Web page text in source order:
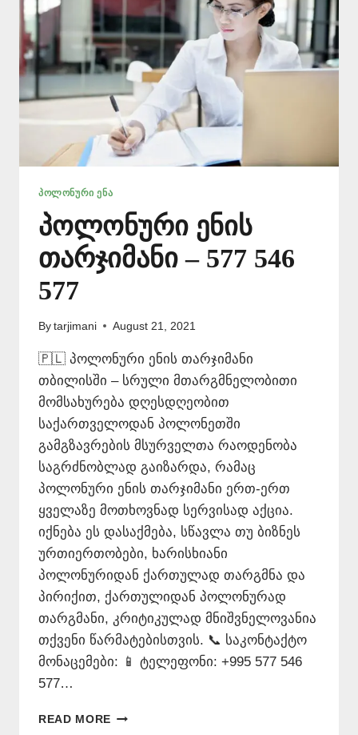
ᲞᲝᲚᲝᲜᲣᲠᲘ ᲔᲜᲐ
პოლონური ენის
თარჯიმანი – 577 546
577
By tarjimani August 21, 2021
🇵🇱 პოლონური ენის თარჯიმანი
თბილისში – სრული მთარგმნელობითი
მომსახურება დღესდღეობით
საქართველოდან პოლონეთში
გამგზავრების მსურველთა რაოდენობა
საგრძნობლად გაიზარდა, რამაც
პოლონური ენის თარჯიმანი ერთ-ერთ
ყველაზე მოთხოვნად სერვისად აქცია.
იქნება ეს დასაქმება, სწავლა თუ ბიზნეს
ურთიერთობები, ხარისხიანი
პოლონურიდან ქართულად თარგმნა და
პირიქით, ქართულიდან პოლონურად
თარგმანი, კრიტიკულად მნიშვნელოვანია
თქვენი წარმატებისთვის. 📞 საკონტაქტო
მონაცემები: 📱 ტელეფონი: +995 577 546
577…
READ MORE ᲞᲝᲚᲝᲜᲣᲠᲘ